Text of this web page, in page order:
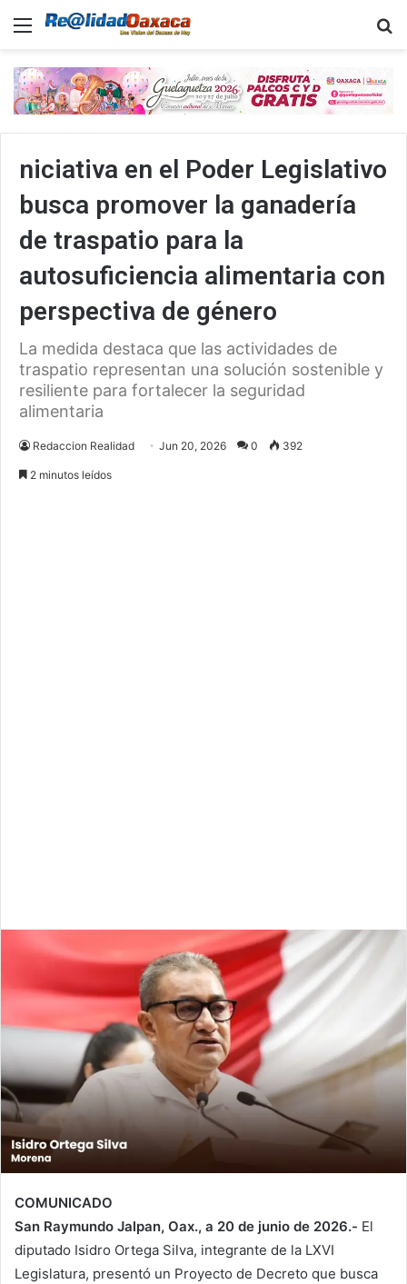
Menu
niciativa en el Poder Legislativo
busca promover la ganadería
de traspatio para la
autosuficiencia alimentaria con
perspectiva de género
La medida destaca que las actividades de
traspatio representan una solución sostenible y
resiliente para fortalecer la seguridad
alimentaria
Redaccion Realidad Jun 20, 2026 0 392
2 minutos leídos
COMUNICADO
San Raymundo Jalpan, Oax., a 20 de junio de 2026.- El
diputado Isidro Ortega Silva, integrante de la LXVI
Legislatura, presentó un Proyecto de Decreto que busca